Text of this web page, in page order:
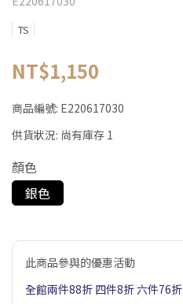
TS
NT$1,150
商品編號: E220617030
供貨狀況: 尚有庫存 1
顏色
銀色
此商品參與的優惠活動
全館兩件88折 四件8折 六件76折